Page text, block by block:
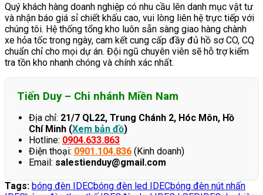
Quý khách hàng doanh nghiệp có nhu cầu lên danh mục vật tư
và nhận báo giá sỉ chiết khấu cao, vui lòng liên hệ trực tiếp với
chúng tôi. Hệ thống tổng kho luôn sẵn sàng giao hàng chành
xe hỏa tốc trong ngày, cam kết cung cấp đầy đủ hồ sơ CO, CQ
chuẩn chỉ cho mọi dự án. Đội ngũ chuyên viên sẽ hỗ trợ kiểm
tra tồn kho nhanh chóng và chính xác nhất.
Tiến Duy – Chi nhánh Miền Nam
Địa chỉ: 21/7 QL22, Trung Chánh 2, Hóc Môn, Hồ
Chí Minh (Xem bản đồ)
Hotline: 0904.633.863
Điện thoại: 0901.104.836 (Kinh doanh)
Email: salestienduy@gmail.com
Tags: bóng đèn IDECbóng đèn led IDECbóng đèn nút nhấn